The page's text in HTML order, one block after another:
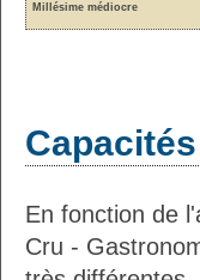
Millésime médiocre
En fonction de
Cru -